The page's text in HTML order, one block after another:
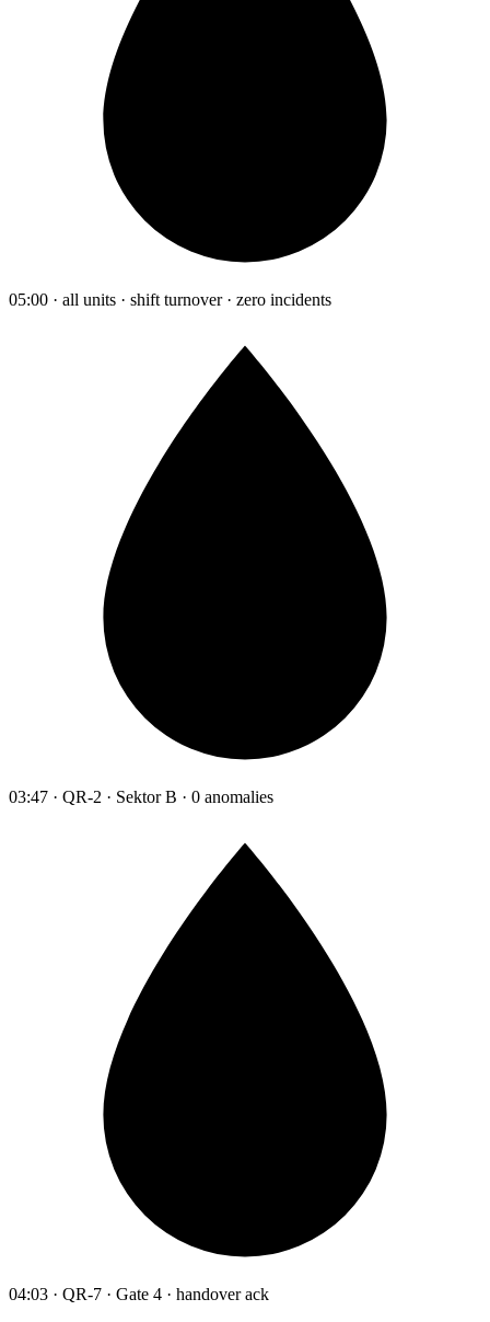
05:00 · all units · shift turnover · zero incidents
03:47 · QR-2 · Sektor B · 0 anomalies
04:03 · QR-7 · Gate 4 · handover ack